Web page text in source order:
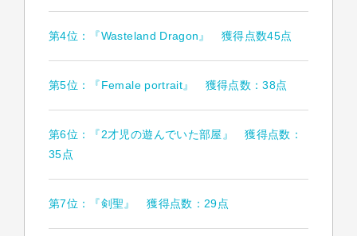
第4位：『Wasteland Dragon』 獲得点数45点
第5位：『Female portrait』 獲得点数：38点
第6位：『2才児の遊んでいた部屋』 獲得点数：
35点
第7位：『剣聖』 獲得点数：29点